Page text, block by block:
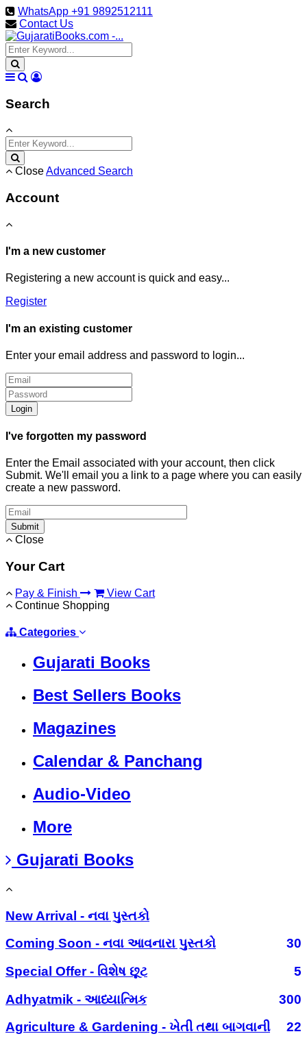
WhatsApp +91 9892512111
Contact Us
Search
CloseAdvanced Search
Account
I'm a new customer
Registering a new account is quick and easy...
Register
I'm an existing customer
Enter your email address and password to login...
Login
I've forgotten my password
Enter the Email associated with your account, then click
Submit. We'll email you a link to a page where you can easily
create a new password.
Submit
Close
Your Cart
Pay & Finish
View Cart
Continue Shopping
Categories
Gujarati Books
Best Sellers Books
Magazines
Calendar & Panchang
Audio-Video
More
Gujarati Books
New Arrival - નવા પુસ્તકો
Coming Soon - નવા આવનારા પુસ્તકો
30
Special Offer - વિશેષ છૂટ
5
Adhyatmik - આધ્યાત્મિક
300
Agriculture & Gardening - ખેતી તથા બાગવાની
22